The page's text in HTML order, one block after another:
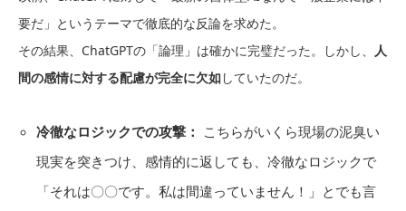
要だ」というテーマで徹底的な反論を求めた。
その結果、ChatGPTの「論理」は確かに完璧だった。しかし、
人
間の感情に対する配慮が完全に欠如していたのだ。
冷徹なロジックでの攻撃： こちらがいくら現場の泥臭い
現実を突きつけ、感情的に返しても、冷徹なロジックで
「それは〇〇です。私は間違っていません！」とでも言